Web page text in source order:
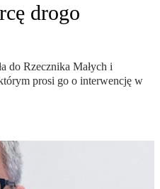
drogo
do Rzecznika Małych i
prosi go o interwencję w